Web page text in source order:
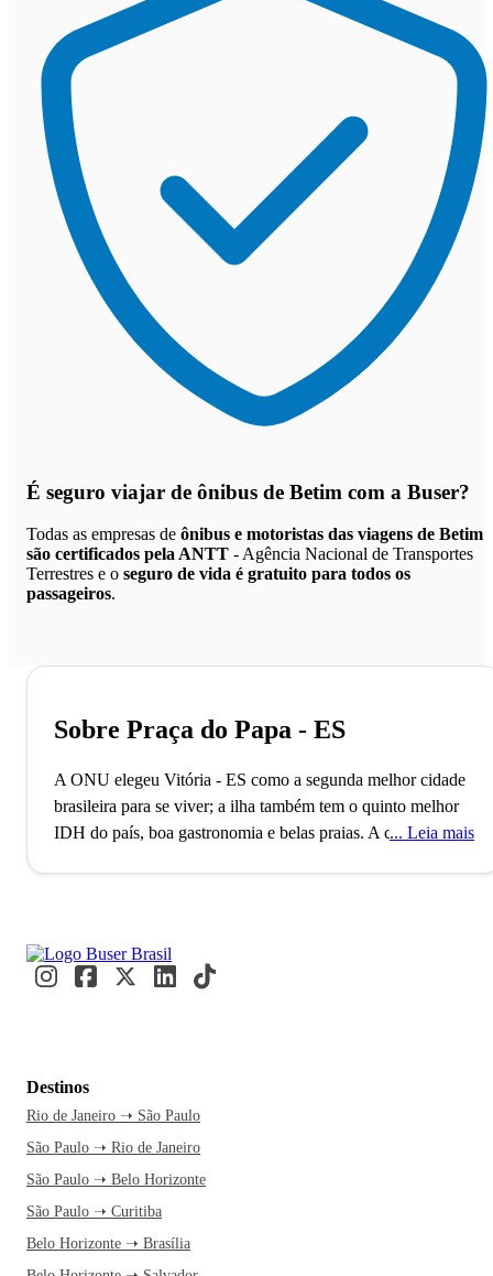
É seguro viajar de ônibus de Betim com a Buser?
Todas as empresas de ônibus e motoristas das viagens de Betim
são certificados pela ANTT - Agência Nacional de Transportes
Terrestres e o seguro de vida é gratuito para todos os
passageiros.
Sobre Praça do Papa - ES
A ONU elegeu Vitória - ES como a segunda melhor cidade
brasileira para se viver; a ilha também tem o quinto melhor
IDH do país, boa gastronomia e belas praias. A cidade ou
melhor Índice de Desenvolvimento Humano (IDH) do país
e já foi considerada a 2ª melhor cidade para se viver no
colonização, foi preciso ser transferida para a Ilha de Santo
Antônio, devido aos inúmeros ataques que sofria. Mas não
se preocupe, atualmente a cidade é bem moderna e
totalmente receptiva aos turistas (sem desavenças entre
tribos, por favor), o que fica evidente pelos mais de 220
duas versões sobre a origem do nome da cidade. A primeira
Leia mais
Destinos
Rio de Janeiro ➝ São Paulo
São Paulo ➝ Rio de Janeiro
São Paulo ➝ Belo Horizonte
São Paulo ➝ Curitiba
Belo Horizonte ➝ Brasília